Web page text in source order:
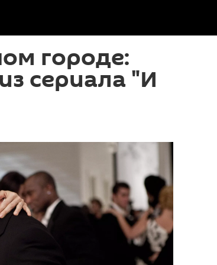
городе:
сериала "И